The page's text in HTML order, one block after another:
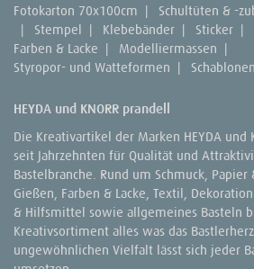
Fotokarton 70x100cm | Schultüten & -
|
Stempel | Klebebänder | Sticker |
Farben & Lacke | Modelliermassen |
Styropor- und Watteformen | Schablonen
HEYDA und KNORR prandell
Die Kreativartikel der Marken HEYDA und
seit Jahrzehnten für Qualität und
Bastelbranche. Rund um Schmuck,
Gießen, Farben & Lacke, Textil,
& Hilfsmittel sowie allgemeines Basteln
Kreativsortiment alles was das
ungewöhnlichen Vielfalt lässt sich jeder